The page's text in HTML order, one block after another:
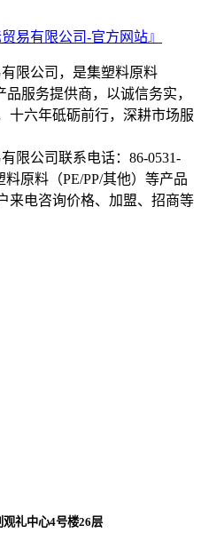
限公司，是集塑料原料
品服务提供商，以诚信务实，
十六年砥砺前行，深耕市场服
限公司联系电话：86-0531-
原料（PE/PP/其他）等产品
来电咨询价格、加盟、招商等
礼中心4号楼26层